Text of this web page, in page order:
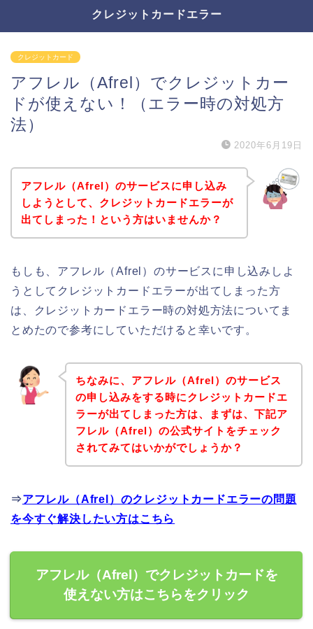
クレジットカードエラー
クレジットカード
アフレル（Afrel）でクレジットカー
ドが使えない！（エラー時の対処方
法）
2020年6月19日
アフレル（Afrel）のサービスに申し込み
しようとして、クレジットカードエラーが
出てしまった！という方はいませんか？
もしも、アフレル（Afrel）のサービスに申し込みしよ
うとしてクレジットカードエラーが出てしまった方
は、クレジットカードエラー時の対処方法についてま
とめたので参考にしていただけると幸いです。
ちなみに、アフレル（Afrel）のサービス
の申し込みをする時にクレジットカードエ
ラーが出てしまった方は、まずは、下記ア
フレル（Afrel）の公式サイトをチェック
されてみてはいかがでしょうか？
⇒アフレル（Afrel）のクレジットカードエラーの問題
を今すぐ解決したい方はこちら
アフレル（Afrel）でクレジットカードを
使えない方はこちらをクリック